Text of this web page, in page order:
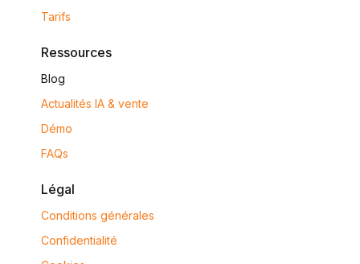
Tarifs
Ressources
Blog
Actualités IA & vente
Démo
FAQs
Légal
Conditions générales
Confidentialité